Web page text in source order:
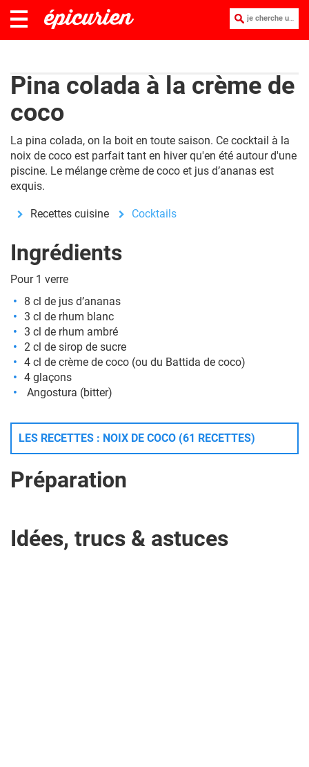
je cherche une recette :
Pina colada à la crème de
coco
La pina colada, on la boit en toute saison. Ce cocktail à la
noix de coco est parfait tant en hiver qu'en été autour d'une
piscine. Le mélange crème de coco et jus d’ananas est
exquis.
Recettes cuisine Cocktails
Ingrédients
Pour 1 verre
8 cl de jus d’ananas
3 cl de rhum blanc
3 cl de rhum ambré
2 cl de sirop de sucre
4 cl de crème de coco (ou du Battida de coco)
4 glaçons
Angostura (bitter)
LES RECETTES : NOIX DE COCO (61 RECETTES)
Préparation
Idées, trucs & astuces